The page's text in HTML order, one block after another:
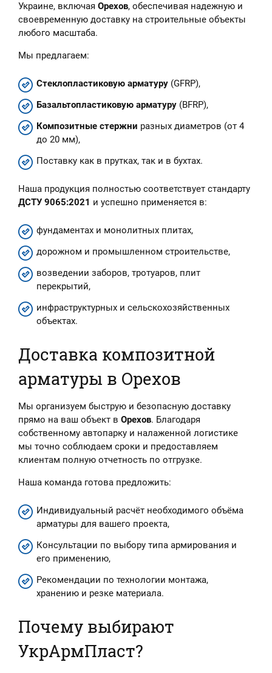
Украине, включая Орехов, обеспечивая надежную и
своевременную доставку на строительные объекты
любого масштаба.
Мы предлагаем:
Стеклопластиковую арматуру (GFRP),
Базальтопластиковую арматуру (BFRP),
Композитные стержни разных диаметров (от 4
до 20 мм),
Поставку как в прутках, так и в бухтах.
Наша продукция полностью соответствует стандарту
ДСТУ 9065:2021 и успешно применяется в:
фундаментах и монолитных плитах,
дорожном и промышленном строительстве,
возведении заборов, тротуаров, плит
перекрытий,
инфраструктурных и сельскохозяйственных
объектах.
Доставка композитной
арматуры в Орехов
Мы организуем быструю и безопасную доставку
прямо на ваш объект в Орехов. Благодаря
собственному автопарку и налаженной логистике
мы точно соблюдаем сроки и предоставляем
клиентам полную отчетность по отгрузке.
Наша команда готова предложить:
Индивидуальный расчёт необходимого объёма
арматуры для вашего проекта,
Консультации по выбору типа армирования и
его применению,
Рекомендации по технологии монтажа,
хранению и резке материала.
Почему выбирают
УкрАрмПласт?